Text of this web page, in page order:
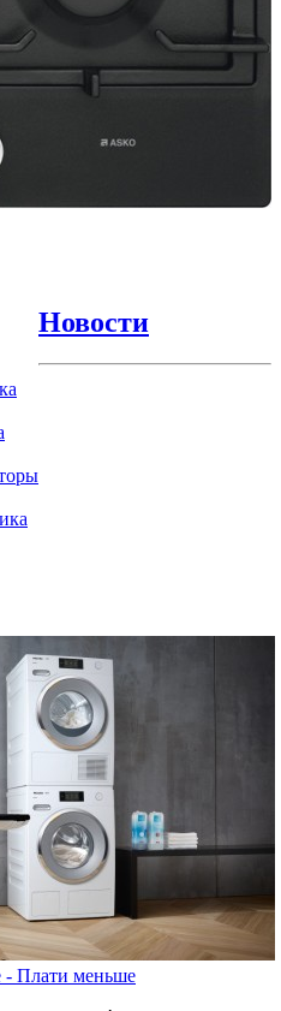
Новости
- Плати меньше